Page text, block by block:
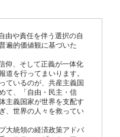
由や責任を伴う選択の自
遍的価値観に基づいた
仰、そして正義が一体化
道を行ってまいります。
ているのが、共産主義国
て、「自由・民主・信
主義国家が世界を支配す
、世界の人々を救ってい
大統領の経済政策アドバ